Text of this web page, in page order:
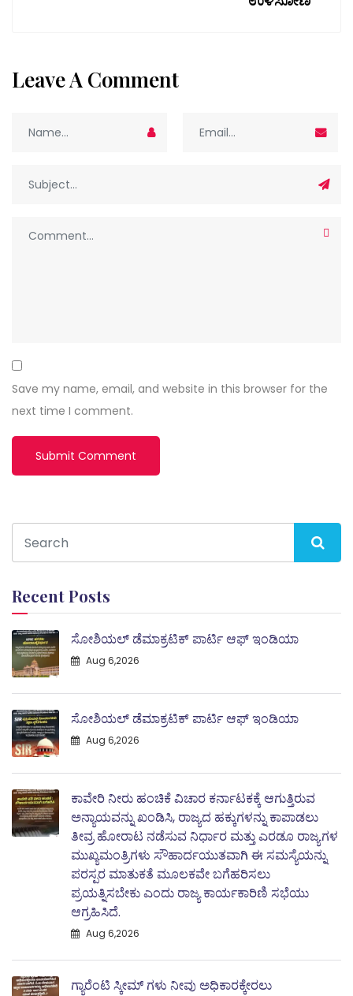
Leave A Comment
Save my name, email, and website in this browser for the
next time I comment.
Recent Posts
ಸೋಶಿಯಲ್ ಡೆಮಾಕ್ರಟಿಕ್ ಪಾರ್ಟಿ ಆಫ್ ಇಂಡಿಯಾ
Aug 6,2026
ಸೋಶಿಯಲ್ ಡೆಮಾಕ್ರಟಿಕ್ ಪಾರ್ಟಿ ಆಫ್ ಇಂಡಿಯಾ
Aug 6,2026
ಕಾವೇರಿ ನೀರು ಹಂಚಿಕೆ ವಿಚಾರ ಕರ್ನಾಟಕಕ್ಕೆ ಆಗುತ್ತಿರುವ
ಅನ್ಯಾಯವನ್ನು ಖಂಡಿಸಿ, ರಾಜ್ಯದ ಹಕ್ಕುಗಳನ್ನು ಕಾಪಾಡಲು
ತೀವ್ರ ಹೋರಾಟ ನಡೆಸುವ ನಿರ್ಧಾರ ಮತ್ತು ಎರಡೂ ರಾಜ್ಯಗಳ
ಮುಖ್ಯಮಂತ್ರಿಗಳು ಸೌಹಾರ್ದಯುತವಾಗಿ ಈ ಸಮಸ್ಯೆಯನ್ನು
ಪರಸ್ಪರ ಮಾತುಕತೆ ಮೂಲಕವೇ ಬಗೆಹರಿಸಲು
ಪ್ರಯತ್ನಿಸಬೇಕು ಎಂದು ರಾಜ್ಯ ಕಾರ್ಯಕಾರಿಣಿ ಸಭೆಯು
ಆಗ್ರಹಿಸಿದೆ.
Aug 6,2026
ಗ್ಯಾರೆಂಟಿ ಸ್ಕೀಮ್ ಗಳು ನೀವು ಅಧಿಕಾರಕ್ಕೇರಲು